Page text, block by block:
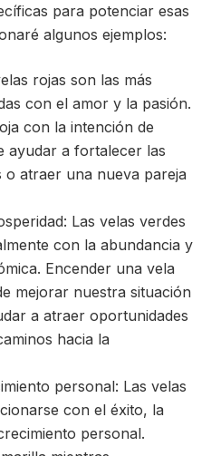
para potenciar esas
algunos ejemplos:
rojas son las más
con el amor y la pasión.
con la intención de
ayudar a fortalecer las
o atraer una nueva pareja
Las velas verdes
con la abundancia y
Encender una vela
mejorar nuestra situación
a atraer oportunidades
hacia la
personal: Las velas
con el éxito, la
personal.